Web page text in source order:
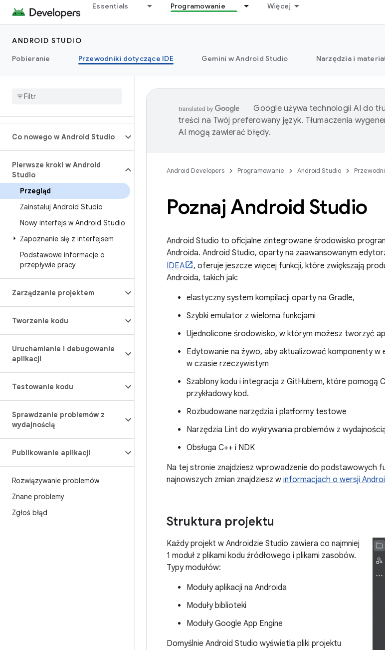
Essentials Programowanie Więcej
ANDROID STUDIO
Pobieranie
Przewodniki dotyczące IDE Gemini w Android Studio Narzędzia i
Co nowego w Android Studio
Pierwsze kroki w Android
Studio
Przegląd
Zainstaluj Android Studio
Nowy interfejs w Android Studio
Zapoznanie się z interfejsem
Podstawowe informacje o
przepływie pracy
Zarządzanie projektem
Tworzenie kodu
Uruchamianie i debugowanie
aplikacji
Testowanie kodu
Sprawdzanie problemów z
wydajnością
Publikowanie aplikacji
Rozwiązywanie problemów
Znane problemy
Zgłoś błąd
Google używa technologii AI do
treści na Twój preferowany język. Tłumaczenia
AI mogą zawierać błędy.
Android Developers Programowanie Android Studio
Poznaj Android Studio
Android Studio to oficjalne zintegrowane środowisko
Androida. Android Studio, oparty na zaawansowanym
IDEA
, oferuje jeszcze więcej funkcji, które zwiększają
Androida, takich jak:
elastyczny system kompilacji oparty na Gradle,
Szybki emulator z wieloma funkcjami
Ujednolicone środowisko, w którym możesz tworzyć
Edytowanie na żywo, aby aktualizować komponenty
w czasie rzeczywistym
Szablony kodu i integracja z GitHubem, które
przykładowy kod.
Rozbudowane narzędzia i platformy testowe
Narzędzia Lint do wykrywania problemów z
Obsługa C++ i NDK
Na tej stronie znajdziesz wprowadzenie do podstawowych
najnowszych zmian znajdziesz w informacjach o wersji
Struktura projektu
Każdy projekt w Androidzie Studio zawiera co najmniej
1 moduł z plikami kodu źródłowego i plikami zasobów.
Typy modułów:
Moduły aplikacji na Androida
Moduły biblioteki
Moduły Google App Engine
Domyślnie Android Studio wyświetla pliki projektu